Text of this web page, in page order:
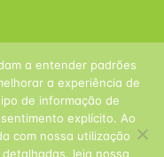
a entender padrões
a experiência de
de informação de
explícito. Ao
com nossa utilização
leia nossa